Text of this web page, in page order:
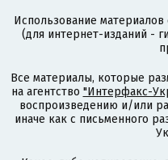
Использование
(для интернет-изданий -
Все материалы, которые
на агентство "Интерфакс-
воспроизведению и/или
иначе как с письменного